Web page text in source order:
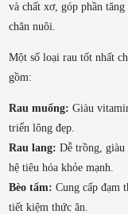
và chất xơ, góp phần
chăn nuôi.
Một số loại rau tốt nhất
gồm:
Rau muống: Giàu
triển lông đẹp.
Rau lang: Dễ trồng,
hệ tiêu hóa khỏe mạnh.
Bèo tấm: Cung cấp đạm
tiết kiệm thức ăn.